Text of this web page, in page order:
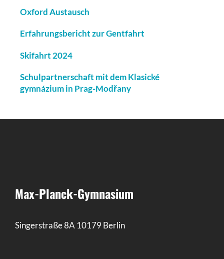
Oxford Austausch
Erfahrungsbericht zur Gentfahrt
Skifahrt 2024
Schulpartnerschaft mit dem Klasické
gymnázium in Prag-Modřany
Max-Planck-Gymnasium
Singerstraße 8A 10179 Berlin